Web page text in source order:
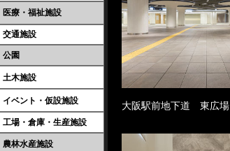
医療・福祉施設
交通施設
公園
土木施設
イベント・仮設施設
工場・倉庫・生産施設
農林水産施設
大阪駅前地下道 東広場